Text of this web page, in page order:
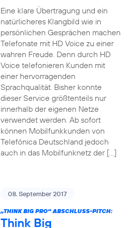
Eine klare Übertragung und ein
natürlicheres Klangbild wie in
persönlichen Gesprächen machen
Telefonate mit HD Voice zu einer
wahren Freude. Denn durch HD
Voice telefonieren Kunden mit
einer hervorragenden
Sprachqualität. Bisher konnte
dieser Service größtenteils nur
innerhalb der eigenen Netze
verwendet werden. Ab sofort
können Mobilfunkkunden von
Telefónica Deutschland jedoch
auch in das Mobilfunknetz der […]
08. September 2017
„THINK BIG PRO“ ABSCHLUSS-PITCH:
Think Big